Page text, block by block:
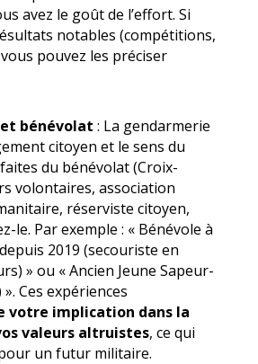
avez le goût de l’effort. Si
notables (compétitions,
pouvez les préciser
bénévolat : La gendarmerie
citoyen et le sens du
du bénévolat (Croix-
volontaires, association
réserviste citoyen,
le. Par exemple : « Bénévole à
2019 (secouriste en
» ou « Ancien Jeune Sapeur-
Ces expériences
votre implication dans la
valeurs altruistes, ce qui
un futur militaire.